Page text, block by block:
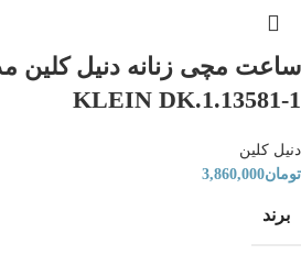
KLEIN DK.1.13581-1
دنیل کلین
تومان3,860,000
برند